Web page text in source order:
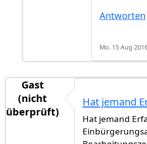
Antworten
Mo. 15 Aug
Gast
(nicht
überprüft)
Hat jemand
Hat jemand